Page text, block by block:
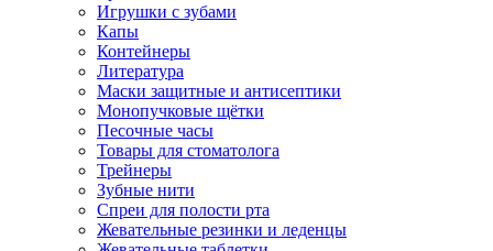
Игрушки с зубами
Капы
Контейнеры
Литература
Маски защитные и антисептики
Монопучковые щётки
Песочные часы
Товары для стоматолога
Трейнеры
Зубные нити
Спреи для полости рта
Жевательные резинки и леденцы